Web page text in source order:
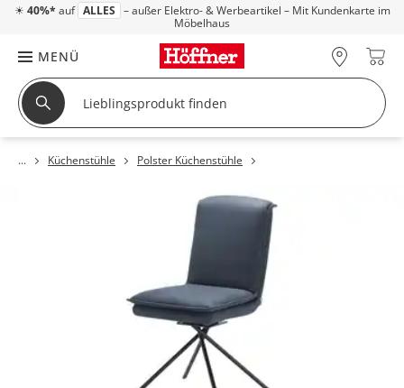
☀ 40%* auf ALLES – außer Elektro- & Werbeartikel – Mit Kundenkarte im
Möbelhaus
MENÜ
Küchenstühle Polster Küchenstühle